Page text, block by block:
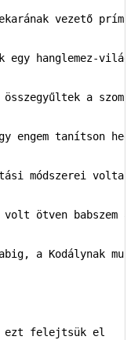
vezető
hanglemez-
a
engem tanítson
módszerei voltak
ötven babszem a
a Kodálynak
ezt felejtsük el